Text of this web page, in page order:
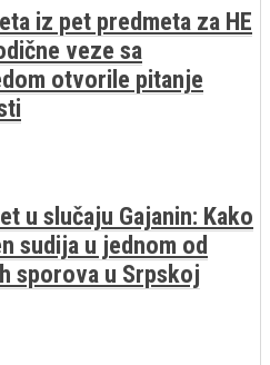
iz pet predmeta za HE
veze sa
otvorile pitanje
u slučaju Gajanin: Kako
sudija u jednom od
sporova u Srpskoj